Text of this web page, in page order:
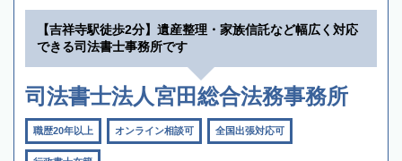
【吉祥寺駅徒歩2分】遺産整理・家族信託など幅広く対応
できる司法書士事務所です
司法書士法人宮田総合法務事務所
職歴20年以上 オンライン相談可 全国出張対応可